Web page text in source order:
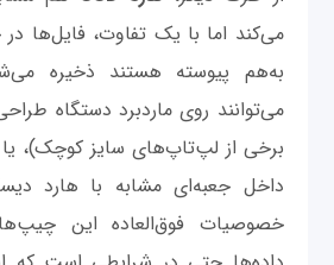
می‌کند اما با یک تفاوت، فایل‌ها
به‌هم پیوسته هستند ذخیره
می‌توانند روی ماردبرد دستگاه
داخل جعبه‌ای مشابه با هارد
خصوصیات فوق‌العاده این چیپ‌ها